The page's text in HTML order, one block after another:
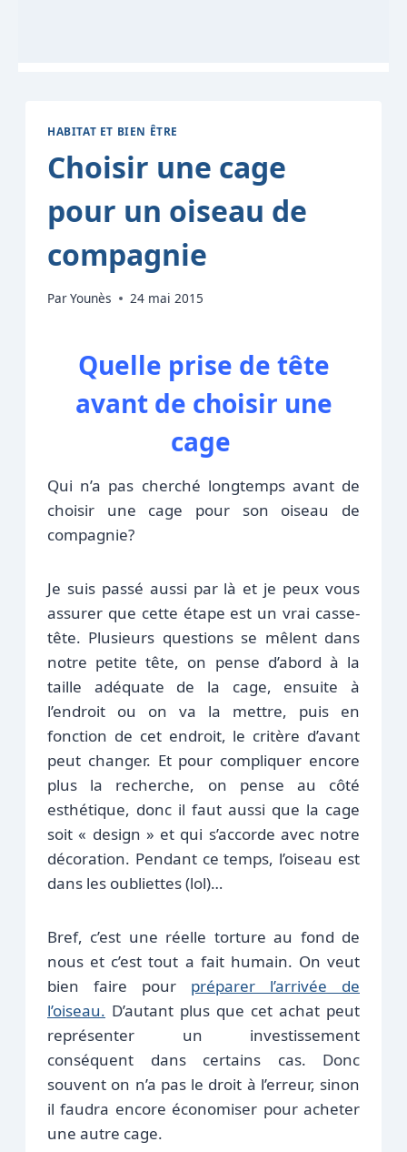
HABITAT ET BIEN ÊTRE
Choisir une cage
pour un oiseau de
compagnie
ParYounès 24 mai 2015
Quelle prise de tête
avant de choisir une
cage
Qui n’a pas cherché longtemps avant de
choisir une cage pour son oiseau de
compagnie?
Je suis passé aussi par là et je peux vous
assurer que cette étape est un vrai casse-
tête. Plusieurs questions se mêlent dans
notre petite tête, on pense d’abord à la
taille adéquate de la cage, ensuite à
l’endroit ou on va la mettre, puis en
fonction de cet endroit, le critère d’avant
peut changer. Et pour compliquer encore
plus la recherche, on pense au côté
esthétique, donc il faut aussi que la cage
soit « design » et qui s’accorde avec notre
décoration. Pendant ce temps, l’oiseau est
dans les oubliettes (lol)…
Bref, c’est une réelle torture au fond de
nous et c’est tout a fait humain. On veut
bien faire pour préparer l’arrivée de
l’oiseau. D’autant plus que cet achat peut
représenter un investissement
conséquent dans certains cas. Donc
souvent on n’a pas le droit à l’erreur, sinon
il faudra encore économiser pour acheter
une autre cage.